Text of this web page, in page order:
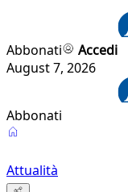
Abbonati
Accedi
August 7, 2026
Abbonati
Attualità